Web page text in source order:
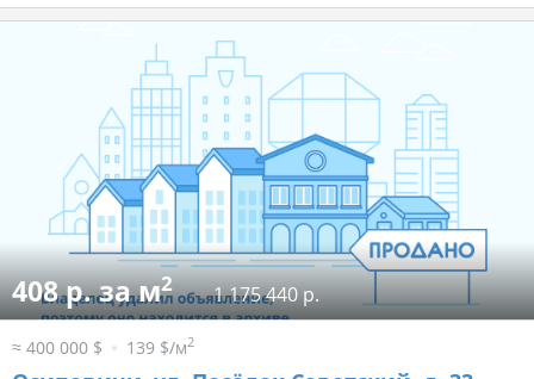
408 р. за м2 1 175 440 р.
≈ 400 000 $ 139 $/м2